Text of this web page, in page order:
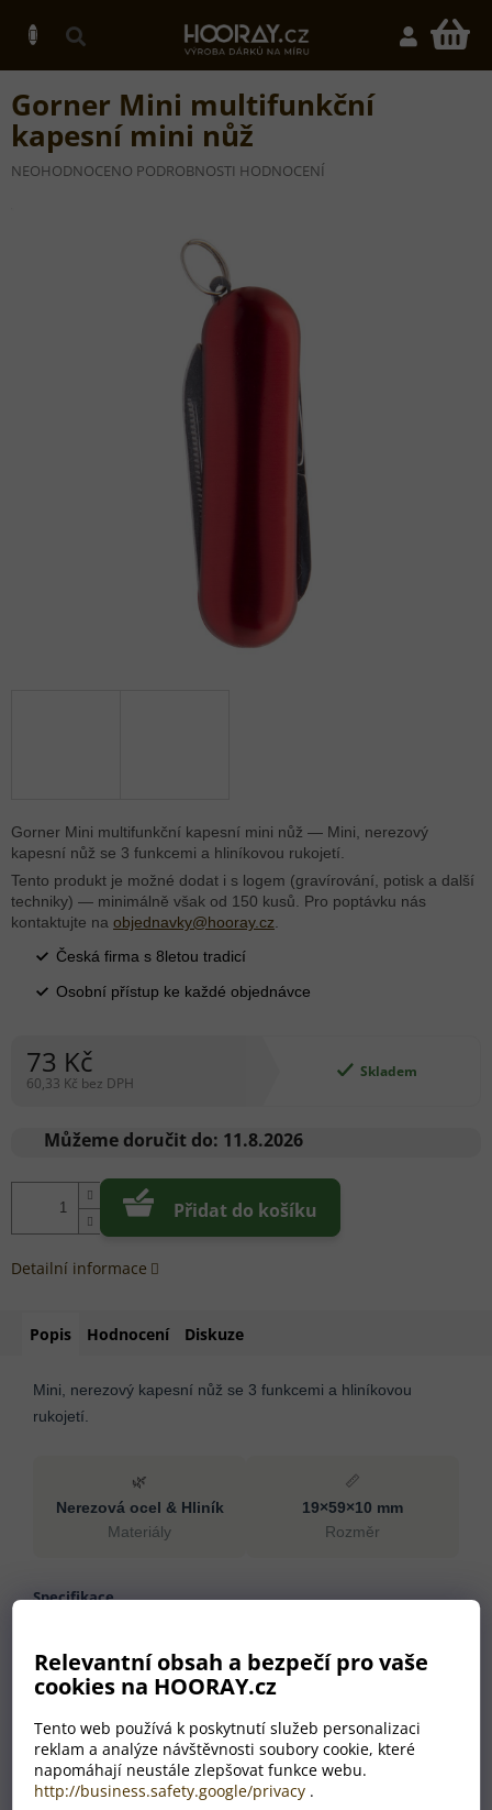
Relevantní obsah a bezpečí pro vaše
cookies na HOORAY.cz
Tento web používá k poskytnutí služeb personalizaci
reklam a analýze návštěvnosti soubory cookie, které
napomáhají neustále zlepšovat funkce webu.
http://business.safety.google/privacy .
obsah
Gorner Mini multifunkční
kapesní mini nůž
PRŮMĚRNÉ
NEOHODNOCENO PODROBNOSTI HODNOCENÍ
73 Kč
60,33 Kč bez DPH
cena:
Skladem
Můžeme doručit do: 11.8.2026
Přidat do košíku
Gorner Mini multifunkční kapesní mini nůž — Mini, nerezový
kapesní nůž se 3 funkcemi a hliníkovou rukojetí.
Tento produkt je možné dodat i s logem (gravírování, potisk a další
techniky) — minimálně však od 150 kusů. Pro poptávku nás
kontaktujte na objednavky@hooray.cz.
Česká firma s 8letou tradicí
Osobní přístup ke každé objednávce
Detailní informace
Popis Hodnocení Diskuze
Mini, nerezový kapesní nůž se 3 funkcemi a hliníkovou
rukojetí.
🌿
Nerezová ocel & Hliník
Materiály
📏
19×59×10 mm
Rozměr
Specifikace
Rozměr
19×59×10 mm
Hmotnost
28 g
Barva
červená
Země původu
CN